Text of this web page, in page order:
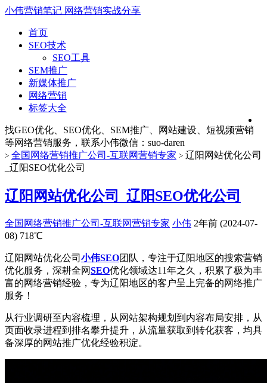
小伟营销笔记 网络营销实战分享
首页
SEO技术
SEO工具
SEM推广
新媒体推广
网络营销
标签大全
找GEO优化、SEO优化、SEM推广、网站建设、短视频营销
等网络营销服务，联系小伟微信：suo-daren
> 全国网络营销推广公司-互联网营销专家 > 辽阳网站优化公司
_辽阳SEO优化公司
辽阳网站优化公司_辽阳SEO优化公司
全国网络营销推广公司-互联网营销专家 小伟 2年前 (2024-07-
08) 718℃
辽阳网站优化公司 小伟SEO团队，专注于辽阳地区的搜索营销
优化服务，深耕全网SEO优化领域达11年之久，积累了极为丰
富的网络营销经验，专为辽阳地区的客户呈上完备的网络推广
服务！
从行业调研至内容梳理，从网站架构规划到内容布局安排，从
页面收录进程到排名攀升提升，从流量获取到转化获客，均具
备深厚的网站推广优化经验积淀。